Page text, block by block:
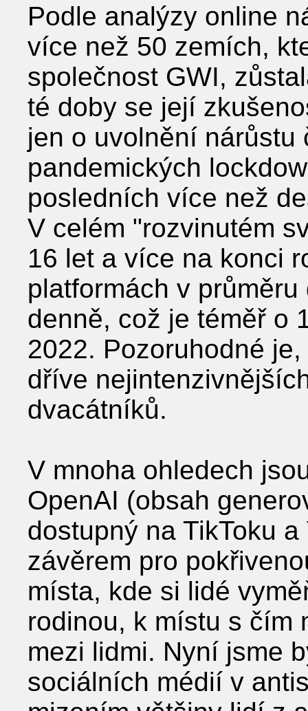
Podle analýzy online
více než 50 zemích,
společnost GWI,
té doby se její
jen o uvolnění nárůstu
pandemických
posledních více než
V celém "rozvinutém
16 let a více na konci
platformách v
denně, což je téměř o
2022. Pozoruhodné
dříve
dvacátníků.
V mnoha ohledech
OpenAI (obsah
dostupný na TikToku
závěrem pro
místa, kde si lidé
rodinou, k místu s čím
mezi lidmi. Nyní jsme
sociálních médií v